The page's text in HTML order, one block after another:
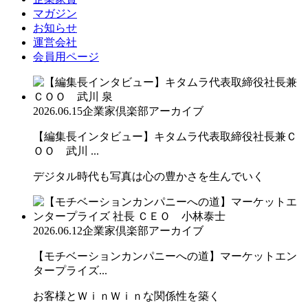
マガジン
お知らせ
運営会社
会員用ページ
2026.06.15企業家倶楽部アーカイブ
【編集長インタビュー】キタムラ代表取締役社長兼Ｃ
ＯＯ 武川 ...
デジタル時代も写真は心の豊かさを生んでいく
2026.06.12企業家倶楽部アーカイブ
【モチベーションカンパニーへの道】マーケットエン
タープライズ...
お客様とＷｉｎＷｉｎな関係性を築く